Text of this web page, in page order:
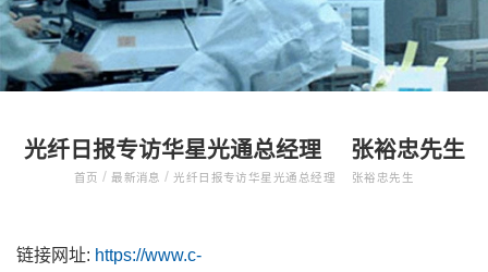
光纤日报专访华星光通总经理 张裕忠先生
首页/ 最新消息/ 光纤日报专访华星光通总经理 张裕忠先生
链接网址: https://www.c-